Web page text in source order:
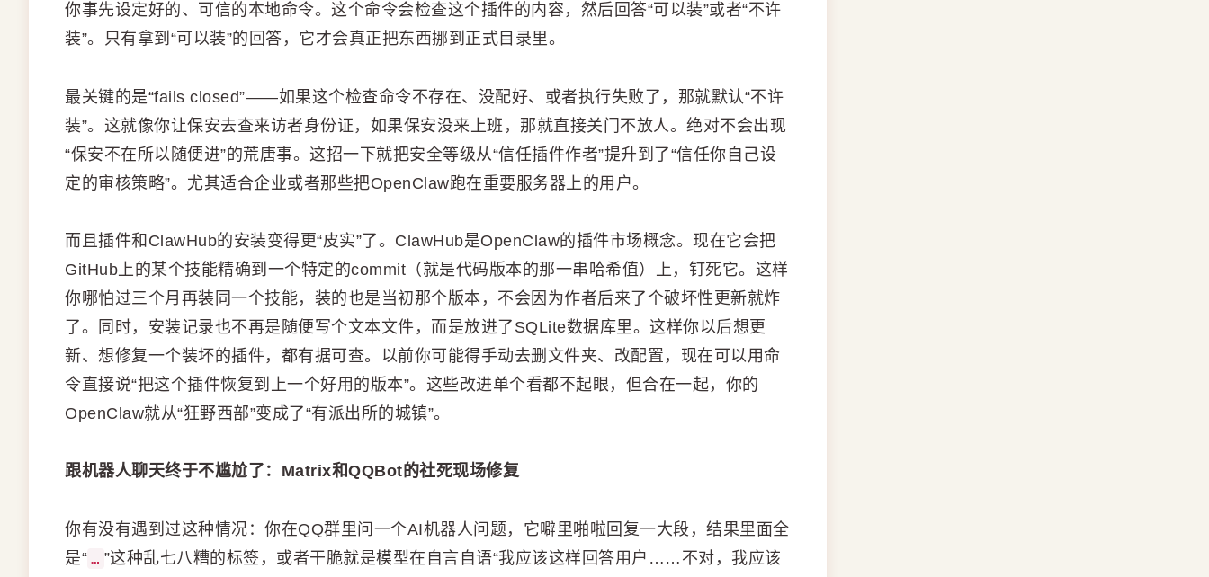
你事先设定好的、可信的本地命令。这个命令会检查这个插件的内容，然后回答“可以装”或者“不许
装”。只有拿到“可以装”的回答，它才会真正把东西挪到正式目录里。
最关键的是“fails closed”——如果这个检查命令不存在、没配好、或者执行失败了，那就默认“不许
装”。这就像你让保安去查来访者身份证，如果保安没来上班，那就直接关门不放人。绝对不会出现
“保安不在所以随便进”的荒唐事。这招一下就把安全等级从“信任插件作者”提升到了“信任你自己设
定的审核策略”。尤其适合企业或者那些把OpenClaw跑在重要服务器上的用户。
而且插件和ClawHub的安装变得更“皮实”了。ClawHub是OpenClaw的插件市场概念。现在它会把
GitHub上的某个技能精确到一个特定的commit（就是代码版本的那一串哈希值）上，钉死它。这样
你哪怕过三个月再装同一个技能，装的也是当初那个版本，不会因为作者后来了个破坏性更新就炸
了。同时，安装记录也不再是随便写个文本文件，而是放进了SQLite数据库里。这样你以后想更
新、想修复一个装坏的插件，都有据可查。以前你可能得手动去删文件夹、改配置，现在可以用命
令直接说“把这个插件恢复到上一个好用的版本”。这些改进单个看都不起眼，但合在一起，你的
OpenClaw就从“狂野西部”变成了“有派出所的城镇”。
跟机器人聊天终于不尴尬了：Matrix和QQBot的社死现场修复
你有没有遇到过这种情况：你在QQ群里问一个AI机器人问题，它噼里啪啦回复一大段，结果里面全
是“ … ”这种乱七八糟的标签，或者干脆就是模型在自言自语“我应该这样回答用户……不对，我应该